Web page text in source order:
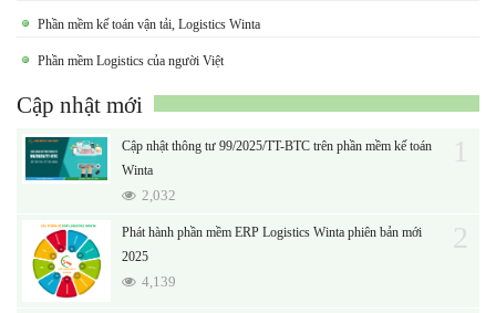
Phần mềm kế toán vận tải, Logistics Winta
Phần mềm Logistics của người Việt
Cập nhật mới
Cập nhật thông tư 99/2025/TT-BTC trên phần mềm kế toán
Winta
2,032
1
Phát hành phần mềm ERP Logistics Winta phiên bản mới
2025
4,139
2